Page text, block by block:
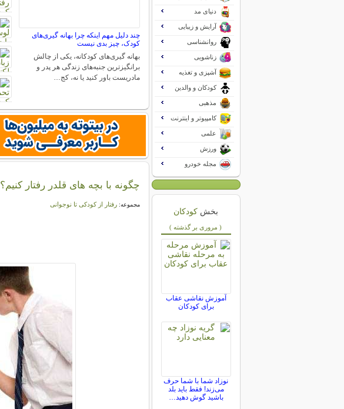
چند دلیل مهم اینکه چرا بهانه گیری‌های
کودک، چیز بدی نیست
بهانه گیری‌های کودکانه، یکی از چالش
برانگیزترین جنبه‌های زندگی هر پدر و
مادریست باور کنید یا نه، کج…
چگونه با بچه های قلدر رفتار کنیم؟
مجموعه:رفتار از کودکی تا نوجوانی
دنیای مد
آرایش و زیبایی
روانشناسی
زناشویی
آشپزی و تغذیه
کودکان و والدین
مذهبی
کامپیوتر و اینترنت
علمی
ورزش
مجله خودرو
بخش کودکان
( مروری بر گذشته )
آموزش نقاشی عقاب
برای کودکان
نوزاد شما با شما حرف
می‌زند! فقط باید بلد
باشید گوش دهید…